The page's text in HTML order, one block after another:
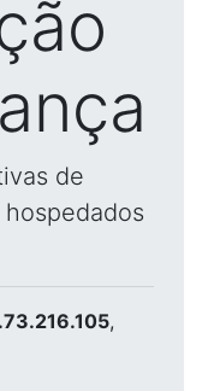
de
,